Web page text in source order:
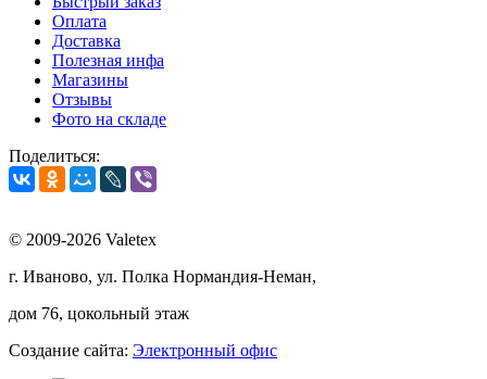
Оплата
Доставка
Полезная инфа
Магазины
Отзывы
Фото на складе
Поделиться:
© 2009-2026 Valetex
г. Иваново, ул. Полка Нормандия-Неман,
дом 76, цокольный этаж
Создание сайта: Электронный офис